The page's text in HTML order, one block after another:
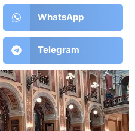
WhatsApp
Telegram